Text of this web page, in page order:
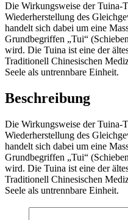
Die Wirkungsweise der Tuina-
Wiederherstellung des
handelt sich dabei um eine
Grundbegriffen „Tui“
wird. Die Tuina ist eine der
Traditionell Chinesischen
Seele als untrennbare Einheit.
Beschreibung
Die Wirkungsweise der Tuina-
Wiederherstellung des
handelt sich dabei um eine
Grundbegriffen „Tui“
wird. Die Tuina ist eine der
Traditionell Chinesischen
Seele als untrennbare Einheit.